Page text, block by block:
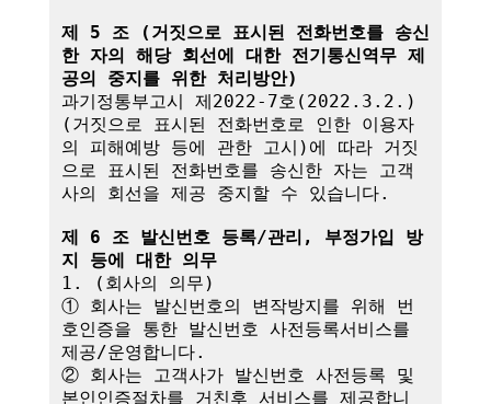
제 5 조 (거짓으로 표시된 전화번호를 송신
한 자의 해당 회선에 대한 전기통신역무 제
공의 중지를 위한 처리방안)
과기정통부고시 제2022-7호(2022.3.2.)
(거짓으로 표시된 전화번호로 인한 이용자
의 피해예방 등에 관한 고시)에 따라 거짓
으로 표시된 전화번호를 송신한 자는 고객
사의 회선을 제공 중지할 수 있습니다.
제 6 조 발신번호 등록/관리, 부정가입 방
지 등에 대한 의무
1. (회사의 의무)
① 회사는 발신번호의 변작방지를 위해 번
호인증을 통한 발신번호 사전등록서비스를
제공/운영합니다.
② 회사는 고객사가 발신번호 사전등록 및
본인인증절차를 거친후 서비스를 제공합니